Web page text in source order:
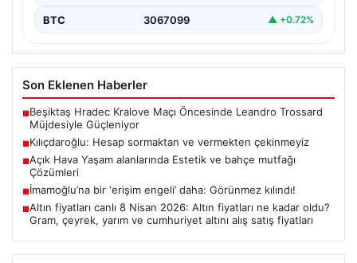
BTC 3067099 ▲ +0.72%
Son Eklenen Haberler
■Beşiktaş Hradec Kralove Maçı Öncesinde Leandro Trossard
Müjdesiyle Güçleniyor
■Kılıçdaroğlu: Hesap sormaktan ve vermekten çekinmeyiz
■Açık Hava Yaşam alanlarında Estetik ve bahçe mutfağı
Çözümleri
■İmamoğlu’na bir ‘erişim engeli’ daha: Görünmez kılındı!
■Altın fiyatları canlı 8 Nisan 2026: Altın fiyatları ne kadar oldu?
Gram, çeyrek, yarım ve cumhuriyet altını alış satış fiyatları